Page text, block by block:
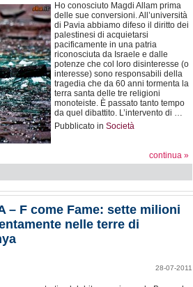
Ho conosciuto Magdi Allam prima
delle sue conversioni. All’università
di Pavia abbiamo difeso il diritto dei
palestinesi di acquietarsi
pacificamente in una patria
riconosciuta da Israele e dalle
potenze che col loro disinteresse (o
interesse) sono responsabili della
tragedia che da 60 anni tormenta la
terra santa delle tre religioni
monoteiste. È passato tanto tempo
da quel dibattito. L’intervento di …
continua »
Pubblicato in Società
– F come Fame: sette milioni
nelle terre di
28-07-2011